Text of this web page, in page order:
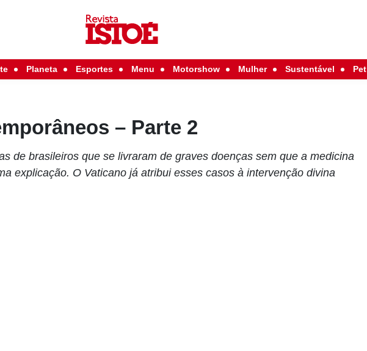
Planeta Esportes Menu Motorshow Mulher Sustentável Pet
– Parte 2
de brasileiros que se livraram de graves doenças sem que a medicina
explicação. O Vaticano já atribui esses casos à intervenção divina